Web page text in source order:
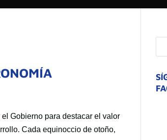
Gobierno para destacar el valor
Cada equinoccio de otoño,